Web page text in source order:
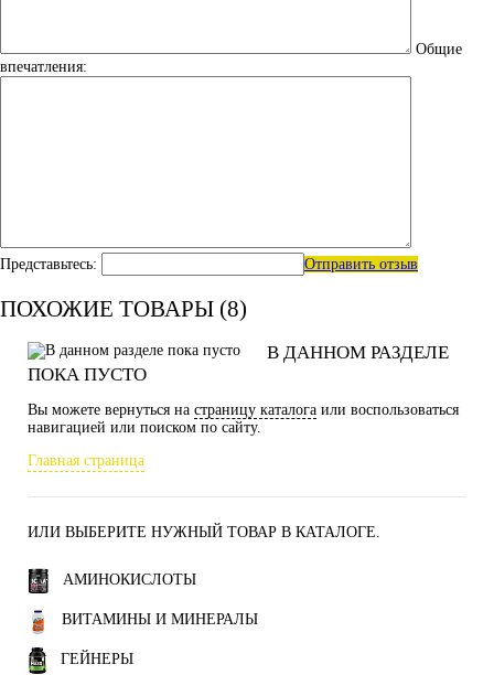
Общие
впечатления:
Представьтесь: Отправить отзыв
ПОХОЖИЕ ТОВАРЫ (8)
В ДАННОМ РАЗДЕЛЕ
ПОКА ПУСТО
Вы можете вернуться на страницу каталога или воспользоваться
навигацией или поиском по сайту.
Главная страница
ИЛИ ВЫБЕРИТЕ НУЖНЫЙ ТОВАР В КАТАЛОГЕ.
АМИНОКИСЛОТЫ
ВИТАМИНЫ И МИНЕРАЛЫ
ГЕЙНЕРЫ